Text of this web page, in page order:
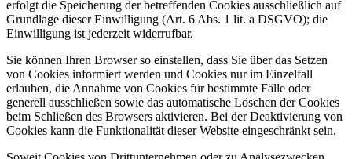
erfolgt die Speicherung der betreffenden Cookies ausschließlich auf
Grundlage dieser Einwilligung (Art. 6 Abs. 1 lit. a DSGVO); die
Einwilligung ist jederzeit widerrufbar.
Sie können Ihren Browser so einstellen, dass Sie über das Setzen
von Cookies informiert werden und Cookies nur im Einzelfall
erlauben, die Annahme von Cookies für bestimmte Fälle oder
generell ausschließen sowie das automatische Löschen der Cookies
beim Schließen des Browsers aktivieren. Bei der Deaktivierung von
Cookies kann die Funktionalität dieser Website eingeschränkt sein.